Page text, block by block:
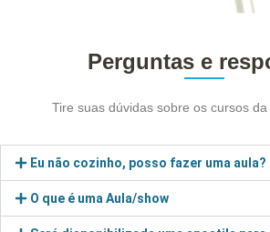
Perguntas e
Tire suas dúvidas sobre os cursos
Eu não cozinho, posso fazer uma aula?
O que é uma Aula/show